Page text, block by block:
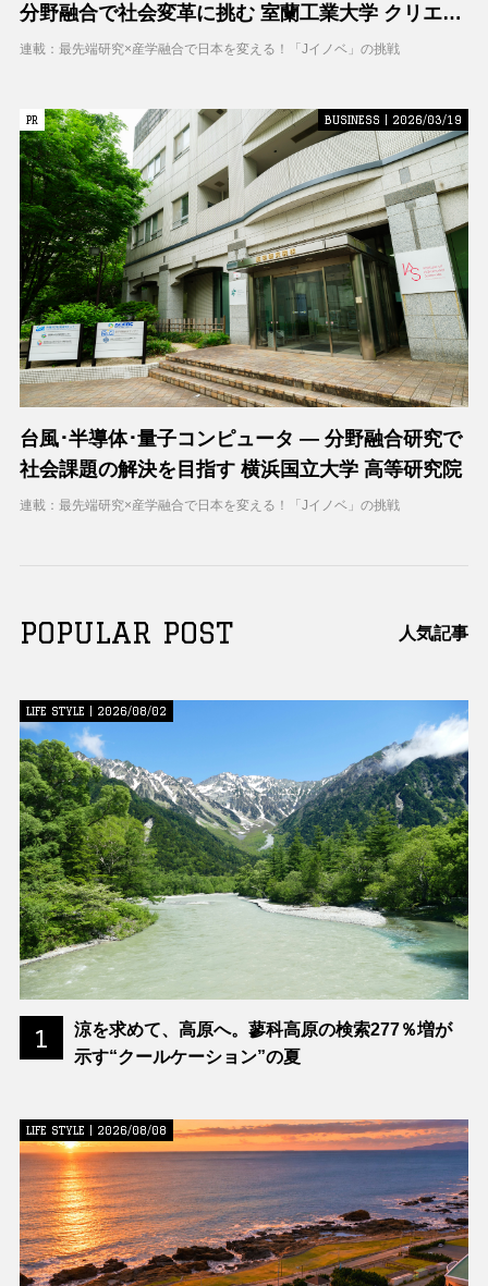
分野融合で社会変革に挑む 室蘭工業大学 クリエイ
ティブコラボレーションセンター（CCC）
連載：最先端研究×産学融合で日本を変える！「Jイノベ」の挑戦
PR
PR BUSINESS | 2026/03/19
台風･半導体･量子コンピュータ ― 分野融合研究で
社会課題の解決を目指す 横浜国立大学 高等研究院
連載：最先端研究×産学融合で日本を変える！「Jイノベ」の挑戦
POPULAR POST 人気記事
1
LIFE STYLE | 2026/08/02
涼を求めて、高原へ。蓼科高原の検索277％増が
示す“クールケーション”の夏
LIFE STYLE | 2026/08/08